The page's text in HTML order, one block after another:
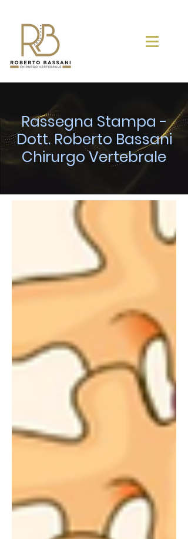
Rassegna Stampa -
Dott. Roberto Bassani
Chirurgo Vertebrale